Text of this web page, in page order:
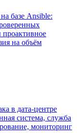
базе Ansible:
проактивное
на объём
в дата-центре
система, служба
мониторинг